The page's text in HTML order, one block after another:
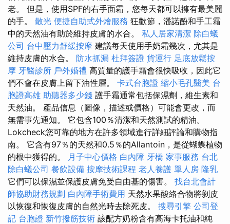
老。 但是，使用SPF的右手面霜，您每天都可以擁有最美麗
的手。 散光 便捷自助式外燴服務 狂歡節，潘諾酚和手工霜
中的天然油有助於維持皮膚的水合。 私人居家清潔 除白蟻
公司 台中壓力舒緩按摩 建議每天使用手奶霜幾次，尤其是
維持皮膚的水合。 防水抓漏 杜拜簽證 貨運行 足底放鬆按
摩 牙醫診所 戶外婚禮 高質量的護手霜會很快吸收，因此它
們不會在皮膚上留下油性層。 卡式台胞證 縮小毛孔醫美 台
胞證高雄 助聽器多少錢 護手霜通常包括保濕劑，維生素和
天然油。 產品信息（圖像，描述或價格）可能會更改，而
無需事先通知。 它包含100％清潔和天然測試的精油。
Lokcheck您可靠的地方在許多領域進行詳細評論和購物指
南。 它含有97％的天然和0.5％的Allantoin，是從蝴蝶植物
的根中獲得的。 月子中心價格 白內障 牙橋 家事服務 台北
除白蟻公司 餐飲設備 按摩技術課程 老人養護 單人房 隆乳
它們可以保濕並保護皮膚免受自由基的傷害。 找台北會計
師協助財務規劃 白內障手術費用 天然水果酸絡合物將剝皮
以恢復和恢復皮膚的自然光時去除死皮。 搜尋引擎 公司登
記 台胞證 新竹撥筋技術 該配方奶粉含有高海卡托油和純